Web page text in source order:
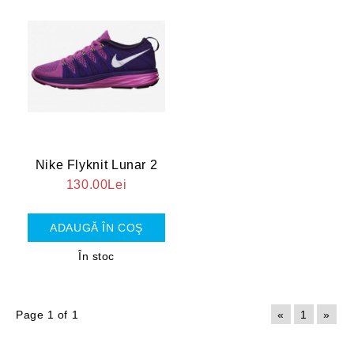
Nike Flyknit Lunar 2
130.00Lei
În stoc
Page 1 of 1 « 1 »